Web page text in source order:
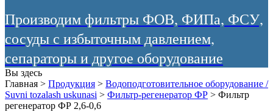
Производим фильтры ФОВ, ФИПа, ФСУ,
сосуды с избыточным давлением,
сепараторы и другое оборудование
Вы здесь
Главная > Продукция > Водоподготовительное оборудование /
Suvni tozalash uskunasi > Фильтр-регенератор ФР > Фильтр
регенератор ФР 2,6-0,6